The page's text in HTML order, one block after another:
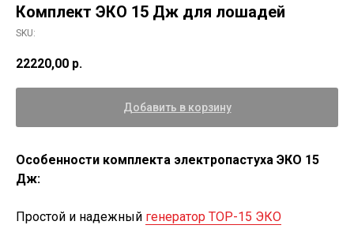
Комплект ЭКО 15 Дж для лошадей
SKU:
22220,00 р.
Добавить в корзину
Особенности комплекта электропастуха ЭКО 15
Дж:
Простой и надежный генератор ТОР-15 ЭКО